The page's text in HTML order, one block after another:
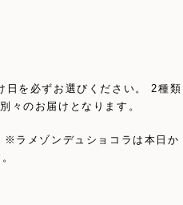
日を必ずお選びください。 2種類
々のお届けとなります。
ラメゾンデュショコラは本日か